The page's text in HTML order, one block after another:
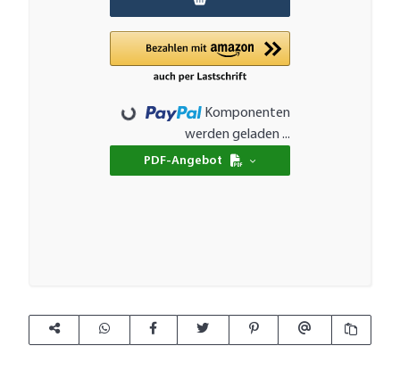
Loading...
Komponenten
werden geladen ...
PDF-Angebot